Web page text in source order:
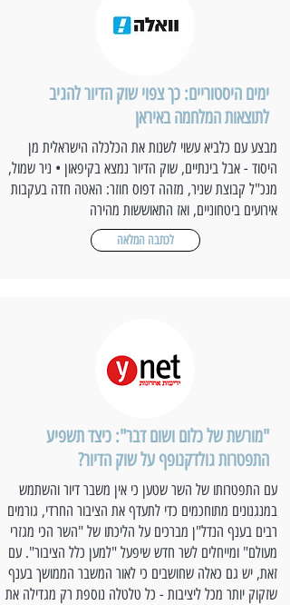
ימים היסטוריים: כך צפוי שוק הדיור להגיב
לתוצאות המלחמה באיראן
מבצע עם כלביא עשוי לשנות את הכלכלה הישראלית מן
היסוד - אבל בינתיים, שוק הדיור נמצא בקיפאון • ניר שמול,
מנכ"ל קבוצת שניר, מזהה דפוס חוזר: האטה חדה בעקבות
אירועים ביטחוניים, ואז התאוששות מהירה
לכתבה המלאה
"מורשת של כלום ושום דבר": כיצד תשפיע
התפטרות גולדקנופף על שוק הדיור?
עם התפטרותו של השר שטען כי אין משבר דיור והשתמש
במנגנונים מתוחכמים כדי לתעדף את הציבור החרדי, גורמים
רבים בענף הנדל"ן מברכים על הליכתו של "השר הכי מגזרי
מעולם" ומייחלים לשר חדש שיפעל "למען כלל הציבור". עם
זאת, יש גם כאלה שחושבים כי לאור המשבר הממושך בענף
שזקוק יותר מכל ליציבות - כל טלטלה נוספת רק מגדילה את